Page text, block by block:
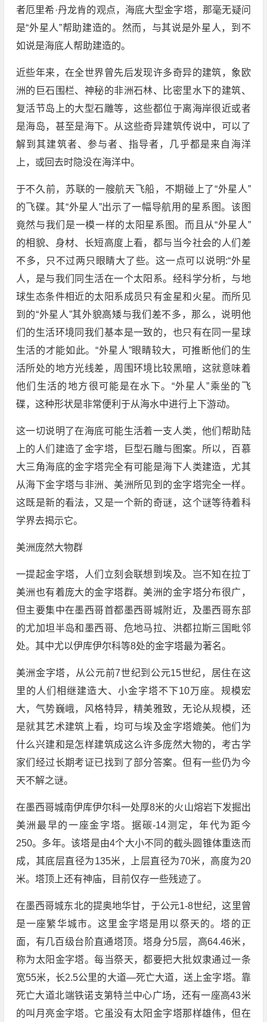
者厄里希·丹龙肯的观点，海底大型金字塔，那毫无疑问
是“外星人”帮助建造的。然而，与其说是外星人，到不
如说是海底人帮助建造的。
近些年来，在全世界曾先后发现许多奇异的建筑，象欧
洲的巨石围栏、神秘的非洲石林、比密里水下的建筑、
复活节岛上的大型石雕等，这些都位于离海岸很近或者
是海岛，甚至是海下。从这些奇异建筑传说中，可以了
解到其建筑者、参与者、指导者，几乎都是来自海洋
上，或回去时隐没在海洋中。
于不久前，苏联的一艘航天飞船，不期碰上了“外星人”
的飞碟。其“外星人”出示了一幅导航用的星系图。该图
竟然与我们是一模一样的太阳星系图。而且从“外星人”
的相貌、身材、长短高度上看，都与当今社会的人们差
不多，只不过两只眼睛大了些。这一点可以说明:“外星
人，是与我们同生活在一个太阳系。经科学分析，与地
球生态条件相近的太阳系成员只有金星和火星。而所见
到的“外星人”其外貌高矮与我们差不多，那么，说明他
们的生活环境同我们基本是一致的，也只有在同一星球
生活的才能如此。“外星人”眼睛较大，可推断他们的生
活所处的地方光线差，周围环境比较黑暗，这就意味着
他们生活的地方很可能是在水下。“外星人”乘坐的飞
碟，这种形状是非常便利于从海水中进行上下游动。
这一切说明了在海底可能生活着一支人类，他们帮助陆
上的人们建造了金字塔，巨型石雕与图案。所以，百慕
大三角海底的金字塔完全有可能是海下人类建造，尤其
从海下金字塔与非洲、美洲所见到的金字塔完全一样。
这既是新的看法，又是一个新的奇谜，这个谜等待着科
学界去揭示它。
美洲庞然大物群
一提起金字塔，人们立刻会联想到埃及。岂不知在拉丁
美洲也有着庞大的金字塔群。美洲的金字塔分布很广，
但主要集中在墨西哥首都墨西哥城附近，及墨西哥东部
的尤加坦半岛和墨西哥、危地马拉、洪都拉斯三国毗邻
处。其中尤以伊库伊尔科等8处的金字塔最为著名。
美洲金字塔，从公元前7世纪到公元15世纪，居住在这
里的人们相继建造大、小金字塔不下10万座。规模宏
大，气势巍峨，风格特异，精美雅致，无论从规模，还
是就其艺术建筑上看，均可与埃及金字塔媲美。他们为
什么兴建和是怎样建筑成这么许多庞然大物的，考古学
家们经过长期考证已找到了部分答案。但有一些仍为今
天不解之谜。
在墨西哥城南伊库伊尔科一处厚8米的火山熔岩下发掘出
美洲最早的一座金字塔。据碳-14测定，年代为距今
250。多年。该塔是由4个大小不同的截头圆锥体重迭而
成，其底层直径为135米，上层直径为70米，高度为20
米。塔顶上还有神庙，目前仅存一些残迹了。
在墨西哥城东北的提奥地华甘，于公元1-8世纪，这里曾
是一座繁华城市。这里金字塔是用以祭天的。塔的正
面，有几百级台阶直通塔顶。塔身分5层，高64.46米，
称为太阳金字塔。每当祭天，都要把大批奴隶通过一条
宽55米，长2.5公里的大道—死亡大道，送上金字塔。靠
死亡大道北端铁诺支第特兰中心广场，还有一座高43米
的叫月亮金字塔。它虽没有太阳金字塔那样雄伟，但在